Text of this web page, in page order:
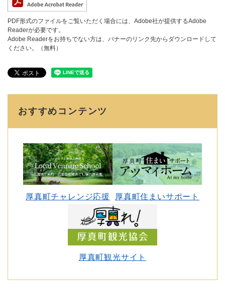
PDF形式のファイルをご覧いただく場合には、Adobe社が提供するAdobe
Readerが必要です。
Adobe Readerをお持ちでない方は、バナーのリンク先からダウンロードして
ください。（無料）
おすすめコンテンツ
厚真町チャレンジ応援 厚真町住まいサポート
厚真町観光サイト